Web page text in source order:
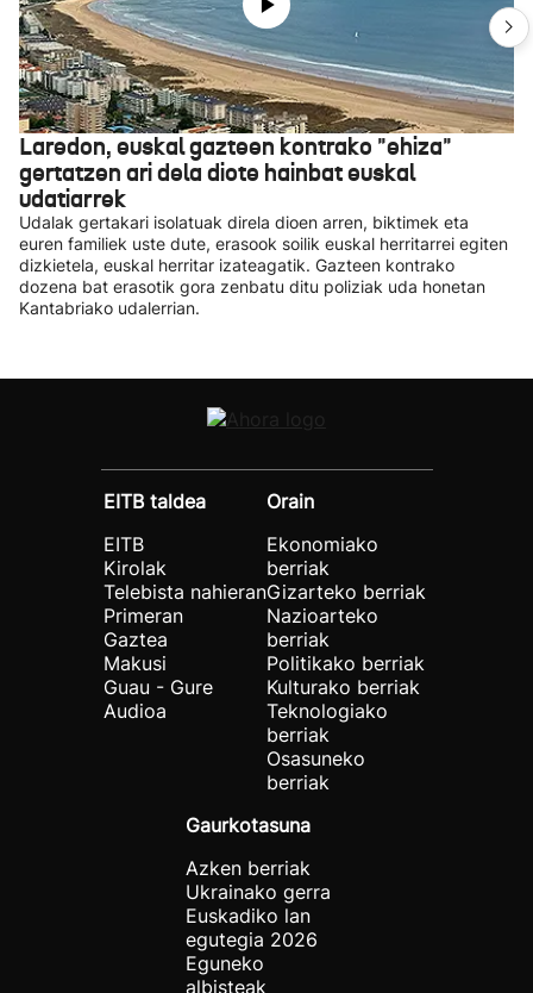
Laredon, euskal gazteen kontrako "ehiza"
gertatzen ari dela diote hainbat euskal
udatiarrek
Udalak gertakari isolatuak direla dioen arren, biktimek eta
euren familiek uste dute, erasook soilik euskal herritarrei egiten
dizkietela, euskal herritar izateagatik. Gazteen kontrako
dozena bat erasotik gora zenbatu ditu poliziak uda honetan
Kantabriako udalerrian.
EITB taldea
EITB
Kirolak
Telebista nahieran
Primeran
Gaztea
Makusi
Guau - Gure
Audioa
Orain
Ekonomiako
berriak
Gizarteko berriak
Nazioarteko
berriak
Politikako berriak
Kulturako berriak
Teknologiako
berriak
Osasuneko
berriak
Gaurkotasuna
Azken berriak
Ukrainako gerra
Euskadiko lan
egutegia 2026
Eguneko
albisteak